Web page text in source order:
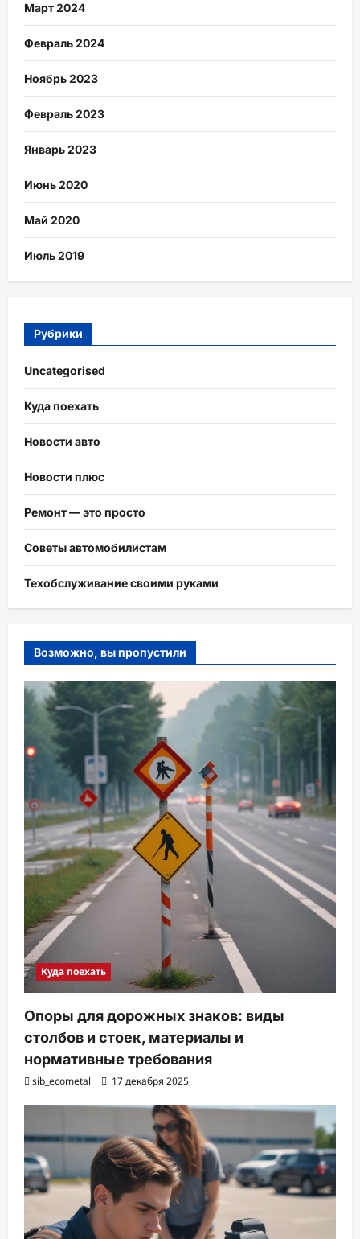
Март 2024
Февраль 2024
Ноябрь 2023
Февраль 2023
Январь 2023
Июнь 2020
Май 2020
Июль 2019
Рубрики
Uncategorised
Куда поехать
Новости авто
Новости плюс
Ремонт — это просто
Советы автомобилистам
Техобслуживание своими руками
Возможно, вы пропустили
Куда поехать
Опоры для дорожных знаков: виды
столбов и стоек, материалы и
нормативные требования
sib_ecometal 17 декабря 2025